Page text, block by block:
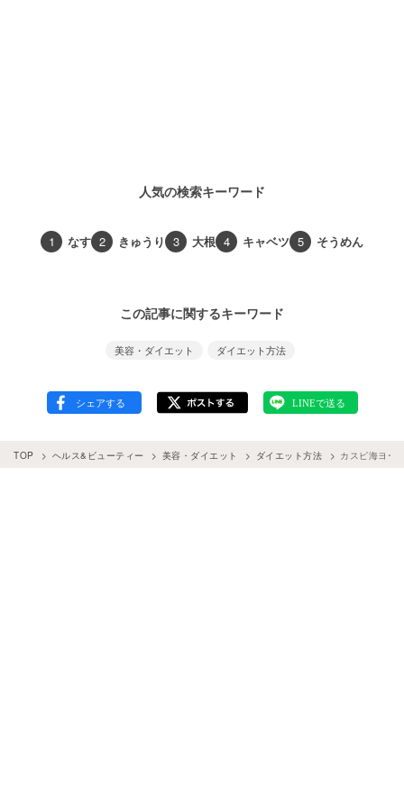
人気の検索キーワード
1 なす 2 きゅうり 3 大根 4 キャベツ 5 そうめん
この記事に関するキーワード
美容・ダイエット ダイエット方法
TOP ヘルス&ビューティー 美容・ダイエット ダイエット方法 カスピ海ヨー